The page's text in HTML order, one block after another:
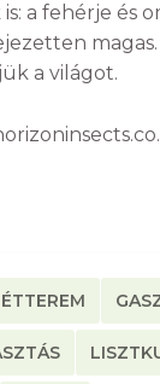
a fehérje és
a világot.
ÉTTEREM